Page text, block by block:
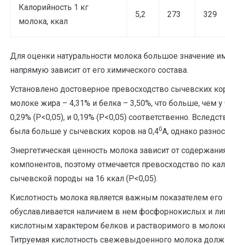
Калорийность 1 кг
молока, ккал
5,2 273 329
Для оценки натуральности молока большое значение
напрямую зависит от его химического состава.
Установлено достоверное превосходство сычевских
молоке жира – 4,31% и белка – 3,50%, что больше, чем
0,29% (Р<0,05), и 0,19% (Р<0,05) соответственно.
была больше у сычевских коров на 0,40А, однако
Энергетическая ценность молока зависит от
компонентов, поэтому отмечается превосходство по
сычевской породы на 16 ккал (Р<0,05).
Кислотность молока является важным показателем его
обуславливается наличием в нем фосфорнокислых и
кислотным характером белков и растворимого в
Титруемая кислотность свежевыдоенного молока